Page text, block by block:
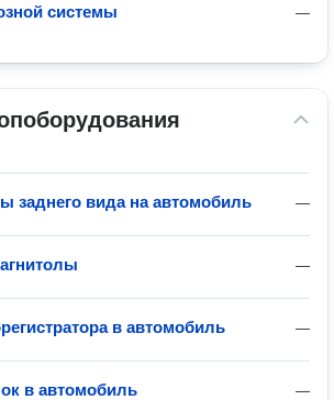
—
системы
—
заднего вида на автомобиль
—
—
в автомобиль
—
в автомобиль